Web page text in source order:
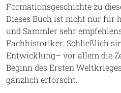
Formationsgeschichte zu
Dieses Buch ist nicht nur für
und Sammler sehr
Fachhistoriker. Schließlich
Entwicklung– vor allem die
Beginn des Ersten
gänzlich erforscht.